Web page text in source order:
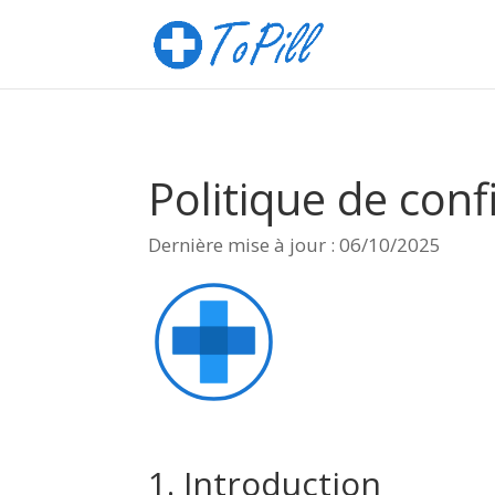
Politique de
Dernière mise à jour : 06/10/2025
1. Introduction